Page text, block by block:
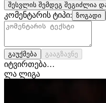
შესვლის შემდეგ შეგიძლია
კომენტარის ტიპი: ზოგადი
გაუქმება გააგზავნე
იტვირთება…
ლა ლიგა